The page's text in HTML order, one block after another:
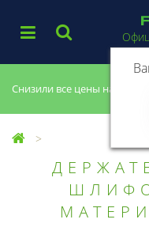
Снизили все цены на 20%,